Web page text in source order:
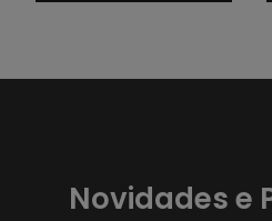
Novidades e